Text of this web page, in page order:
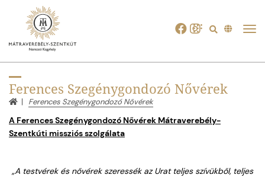
Ferences Szegénygondozó Nővérek
Ferences Szegénygondozó Nővérek
A Ferences Szegénygondozó Nővérek Mátraverebély-
Szentkúti missziós szolgálata
„A testvérek és nővérek szeressék az Urat teljes szívükből, teljes